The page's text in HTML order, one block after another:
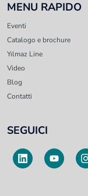
MENU RAPIDO
Eventi
Catalogo e brochure
Yılmaz Line
Video
Blog
Contatti
SEGUICI